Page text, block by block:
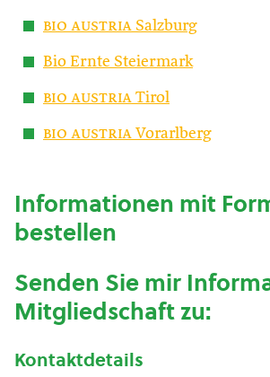
bio austria Salzburg
Bio Ernte Steiermark
bio austria Tirol
bio austria Vorarlberg
Informationen mit
bestellen
Senden Sie mir
Mitgliedschaft zu:
Kontaktdetails